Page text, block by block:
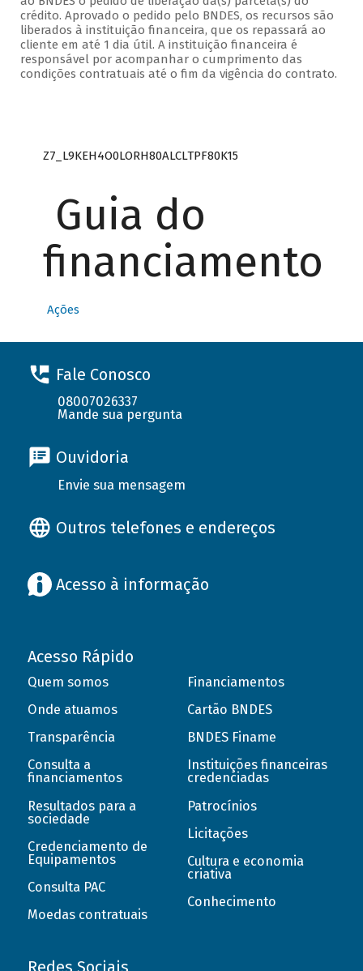
crédito. Aprovado o pedido pelo BNDES, os recursos são
liberados à instituição financeira, que os repassará ao
cliente em até 1 dia útil. A instituição financeira é
responsável por acompanhar o cumprimento das
condições contratuais até o fim da vigência do contrato.
Z7_L9KEH4O0LORH80ALCLTPF80K15
Guia do
financiamento
Ações
Fale Conosco
08007026337
Mande sua pergunta
Ouvidoria
Envie sua mensagem
Outros telefones e endereços
Acesso à informação
Acesso Rápido
Quem somos
Onde atuamos
Transparência
Consulta a
financiamentos
Resultados para a
sociedade
Credenciamento de
Equipamentos
Consulta PAC
Moedas contratuais
Financiamentos
Cartão BNDES
BNDES Finame
Instituições financeiras
credenciadas
Patrocínios
Licitações
Cultura e economia
criativa
Conhecimento